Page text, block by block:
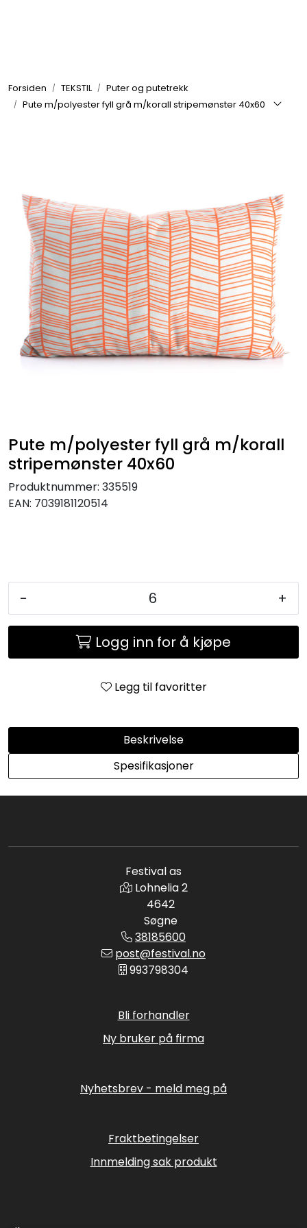
Forsiden TEKSTIL
Puter og putetrekk
Pute m/polyester fyll grå m/korall stripemønster 40x60
Pute m/polyester fyll grå m/korall
stripemønster 40x60
Produktnummer: 335519
EAN: 7039181120514
- +
Logg inn for å kjøpe
Legg til favoritter
Beskrivelse
Spesifikasjoner
Festival as
Lohnelia 2
4642
Søgne
38185600
post@festival.no
993798304
Bli forhandler
Ny bruker på firma
Nyhetsbrev - meld meg på
Fraktbetingelser
Innmelding sak produkt
UTEMILJØ
HJEM
INTERIØR
TEKSTIL
KJØKKEN
MØBLER
ACCESSORIES
JUL